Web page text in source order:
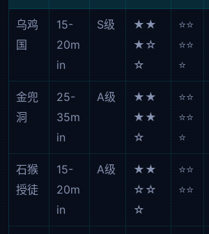
乌鸡
国
15-
20m
in
S级
★★
★☆
☆
⭐⭐
⭐⭐
⭐
金兜
洞
25-
35m
in
A级
★★
★★
☆
⭐⭐
⭐⭐
⭐
石猴
授徒
15-
20m
in
A级
★★
☆☆
☆
⭐⭐
⭐⭐